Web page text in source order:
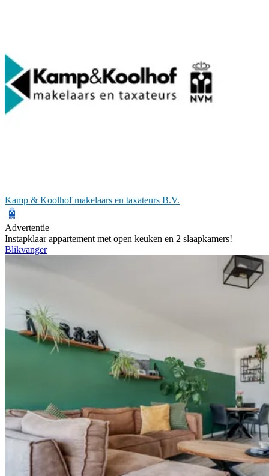
Kamp & Koolhof makelaars en taxateurs B.V.
Advertentie
Instapklaar appartement met open keuken en 2 slaapkamers!
Blikvanger